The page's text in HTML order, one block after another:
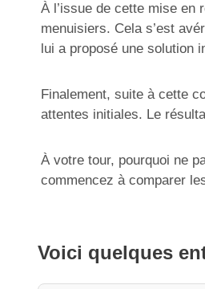
À l’issue de cette mise en
menuisiers. Cela s’est
lui a proposé une solution
Finalement, suite à cette
attentes initiales. Le
À votre tour, pourquoi ne
commencez à comparer
Voici quelques